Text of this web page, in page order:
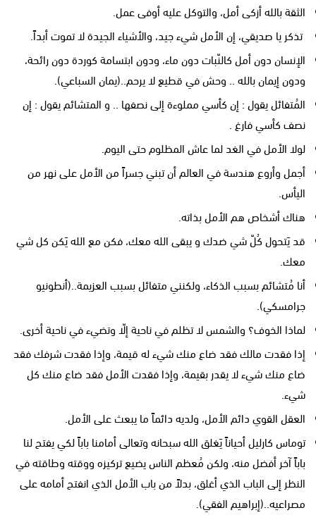
الثقة بالله أزكى أمل، والتوكل عليه أوفى عمل.
تذكر يا صديقي، إن الأمل شيء جيد، والأشياء الجيدة لا تموت أبداً.
الإنسان دون أمل كالنّبات دون ماء، ودون ابتسامة كوردة دون رائحة،
ودون إيمان بالله .. وحش في قطيع لا يرحم..(يمان السباعي).
المُتفائل يقول : إن كأسي مملوءة إلى نصفها .. و المتشائم يقول : إن
نصف كأسي فارغ .
لولا الأمل في الغد لما عاش المظلوم حتى اليوم.
أجمل وأروع هندسة في العالم أن تبني جسراً من الأمل على نهر من
اليأس.
هناك أشخاص هم الأمل بذاته.
قد يَتحول كُلّ شي ضدك و يبقى الله معك، فكن مع الله يَكن كل شي
معك.
أنا مُتشائم بسبب الذكاء، ولكنني متفائل بسبب العزيمة..(أنطونيو
جرامسكي).
لماذا الخوف؟ والشمس لا تظلم في ناحية إلّا وتضيء في ناحية أخرى.
إذا فقدت مالك فقد ضاع منك شيء له قيمة، وإذا فقدت شرفك فقد
ضاع منك شيء لا يقدر بقيمة، وإذا فقدت الأمل فقد ضاع منك كل
شيء.
العقل القوي دائم الأمل، ولديه دائماً ما يبعث على الأمل.
توماس كارليل أحياناً يَغلق الله سبحانه وتعالى أمامنا باباً لكي يفتح لنا
باباً آخر أفضل منه، ولكن مُعظم الناس يضيع تركيزه ووقته وطاقته في
النظر إلى الباب الذي أغلق، بدلاً من باب الأمل الذي انفتح أمامه على
مصراعيه..(إبراهيم الفقي).